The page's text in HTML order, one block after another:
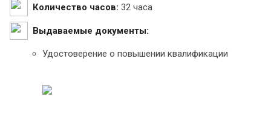
Количество часов: 32 часа
Выдаваемые документы:
Удостоверение о повышении квалификации